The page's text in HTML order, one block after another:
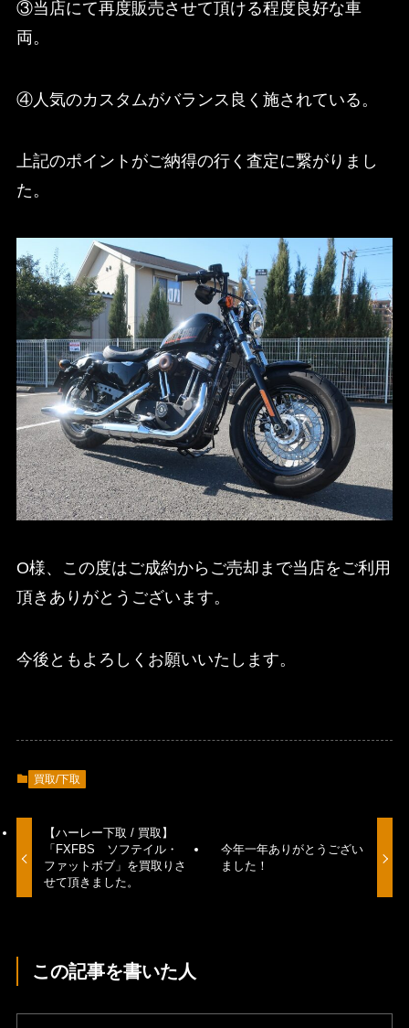
③当店にて再度販売させて頂ける程度良好な車
両。
④人気のカスタムがバランス良く施されている。
上記のポイントがご納得の行く査定に繋がりまし
た。
O様、この度はご成約からご売却まで当店をご利用
頂きありがとうございます。
今後ともよろしくお願いいたします。
買取/下取
【ハーレー下取 / 買取】
「FXFBS ソフテイル・
ファットボブ」を買取りさ
せて頂きました。
今年一年ありがとうござい
ました！
この記事を書いた人